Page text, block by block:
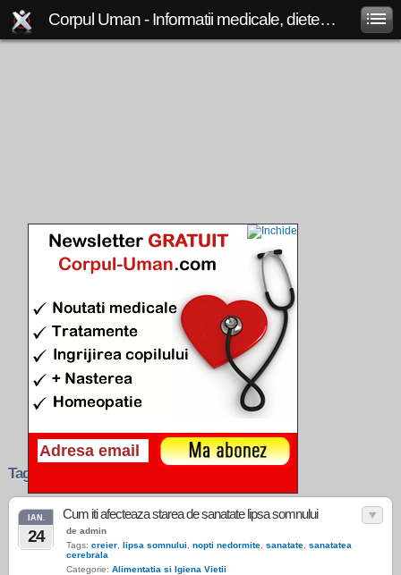
Corpul Uman - Informatii medicale, diete de slabit, boli si afectiuni
Tags › sanatatea cerebrala
IAN.
24
Cum iti afecteaza starea de sanatate lipsa somnului
de admin
Tags: creier lipsa somnului nopti nedormite sanatate sanatatea
cerebrala
Categorie: Alimentatia si Igiena Vietii